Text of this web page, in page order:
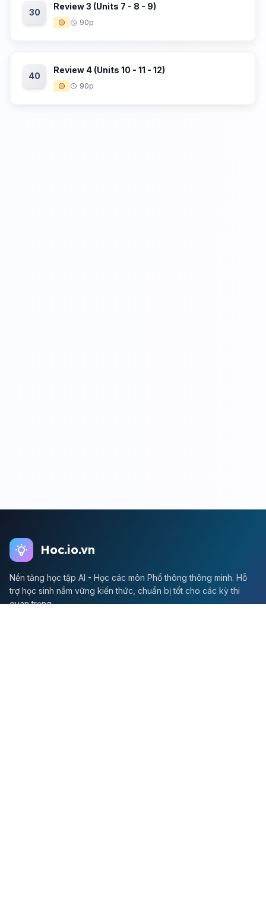
30
Review 3 (Units 7 - 8 - 9)
🟡 90p
40
Review 4 (Units 10 - 11 - 12)
🟡 90p
Hoc.io.vn
Nền tảng học tập AI - Học các môn Phổ thông thông minh. Hỗ
trợ học sinh nắm vững kiến thức, chuẩn bị tốt cho các kỳ thi
quan trọng.